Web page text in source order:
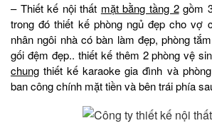
– Thiết kế nội thất mặt bằng tầng 2gồm
trong đó thiết kế phòng ngủ đẹp cho vợ
nhân ngôi nhà có bàn làm đẹp, phòng
gối đệm đẹp.. thiết kế thêm 2 phòng vệ
chung thiết kế karaoke gia đình và
ban công chính mặt tiền và bên trái phía